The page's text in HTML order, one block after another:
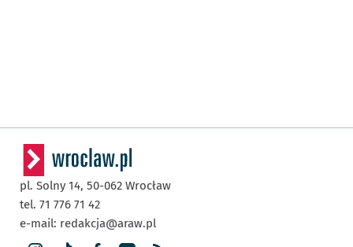
pl. Solny 14, 50-062 Wrocław
tel. 71 776 71 42
e-mail: redakcja@araw.pl